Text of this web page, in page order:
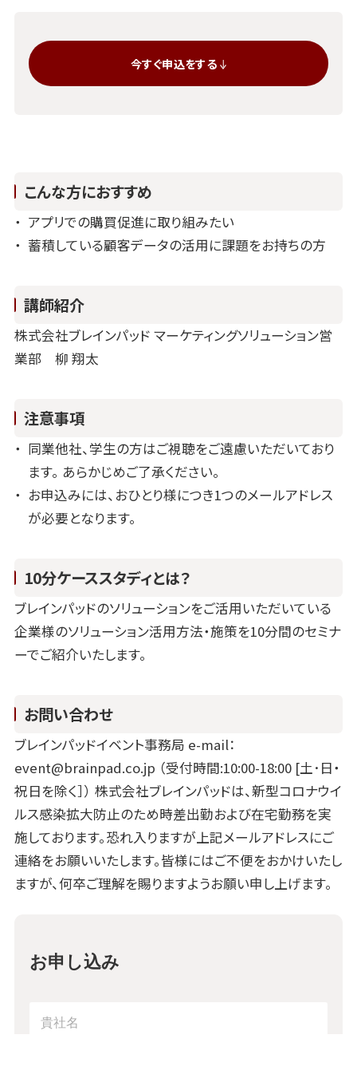
今すぐ申込をする
こんな方におすすめ
アプリでの購買促進に取り組みたい
蓄積している顧客データの活用に課題をお持ちの方
講師紹介
株式会社ブレインパッド マーケティングソリューション営
業部 柳 翔太
注意事項
同業他社、学生の方はご視聴をご遠慮いただいており
ます。 あらかじめご了承ください。
お申込みには、おひとり様につき1つのメールアドレス
が必要となります。
10分ケーススタディとは？
ブレインパッドのソリューションをご活用いただいている
企業様のソリューション活用方法・施策を10分間のセミナ
ーでご紹介いたします。
お問い合わせ
ブレインパッドイベント事務局 e-mail：
event@brainpad.co.jp （受付時間:10:00-18:00 [土･日・
祝日を除く］） 株式会社ブレインパッドは、新型コロナウイ
ルス感染拡大防止のため時差出勤および在宅勤務を実
施しております。恐れ入りますが上記メールアドレスにご
連絡をお願いいたします。皆様にはご不便をおかけいたし
ますが、何卒ご理解を賜りますようお願い申し上げます。